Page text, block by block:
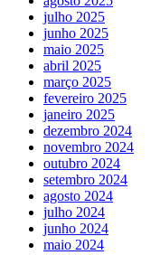
julho 2025
junho 2025
maio 2025
abril 2025
março 2025
fevereiro 2025
janeiro 2025
dezembro 2024
novembro 2024
outubro 2024
setembro 2024
agosto 2024
julho 2024
junho 2024
maio 2024